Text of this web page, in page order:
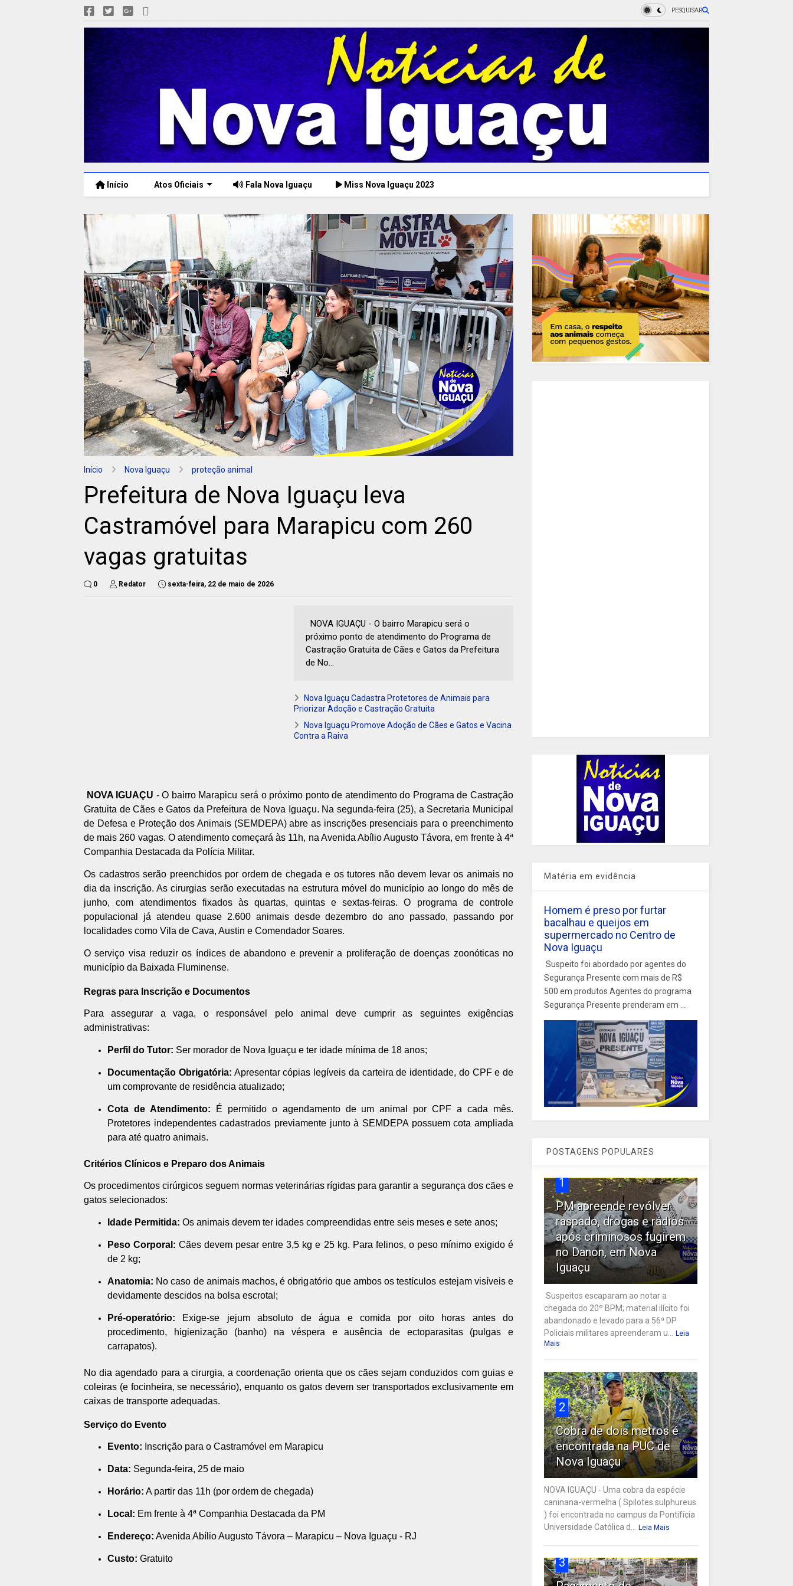
PESQUISAR
Início Atos Oficiais Fala Nova Iguaçu Miss Nova Iguaçu 2023
Início Nova Iguaçu proteção animal
Prefeitura de Nova Iguaçu leva
Castramóvel para Marapicu com 260
vagas gratuitas
0 Redator sexta-feira, 22 de maio de 2026
NOVA IGUAÇU - O bairro Marapicu será o
próximo ponto de atendimento do Programa de
Castração Gratuita de Cães e Gatos da Prefeitura
de No...
Nova Iguaçu Cadastra Protetores de Animais para
Priorizar Adoção e Castração Gratuita
Nova Iguaçu Promove Adoção de Cães e Gatos e Vacina
Contra a Raiva
NOVA IGUAÇU - O bairro Marapicu será o próximo ponto de atendimento do Programa de Castração
Gratuita de Cães e Gatos da Prefeitura de Nova Iguaçu. Na segunda-feira (25), a Secretaria Municipal
de Defesa e Proteção dos Animais (SEMDEPA) abre as inscrições presenciais para o preenchimento
de mais 260 vagas. O atendimento começará às 11h, na Avenida Abílio Augusto Távora, em frente à 4ª
Companhia Destacada da Polícia Militar.
Os cadastros serão preenchidos por ordem de chegada e os tutores não devem levar os animais no
dia da inscrição. As cirurgias serão executadas na estrutura móvel do município ao longo do mês de
junho, com atendimentos fixados às quartas, quintas e sextas-feiras. O programa de controle
populacional já atendeu quase 2.600 animais desde dezembro do ano passado, passando por
localidades como Vila de Cava, Austin e Comendador Soares.
O serviço visa reduzir os índices de abandono e prevenir a proliferação de doenças zoonóticas no
município da Baixada Fluminense.
Regras para Inscrição e Documentos
Para assegurar a vaga, o responsável pelo animal deve cumprir as seguintes exigências
administrativas:
Perfil do Tutor: Ser morador de Nova Iguaçu e ter idade mínima de 18 anos;
Documentação Obrigatória: Apresentar cópias legíveis da carteira de identidade, do CPF e de
um comprovante de residência atualizado;
Cota de Atendimento: É permitido o agendamento de um animal por CPF a cada mês.
Protetores independentes cadastrados previamente junto à SEMDEPA possuem cota ampliada
para até quatro animais.
Critérios Clínicos e Preparo dos Animais
Os procedimentos cirúrgicos seguem normas veterinárias rígidas para garantir a segurança dos cães e
gatos selecionados:
Idade Permitida: Os animais devem ter idades compreendidas entre seis meses e sete anos;
Peso Corporal: Cães devem pesar entre 3,5 kg e 25 kg. Para felinos, o peso mínimo exigido é
de 2 kg;
Anatomia: No caso de animais machos, é obrigatório que ambos os testículos estejam visíveis e
devidamente descidos na bolsa escrotal;
Pré-operatório: Exige-se jejum absoluto de água e comida por oito horas antes do
procedimento, higienização (banho) na véspera e ausência de ectoparasitas (pulgas e
carrapatos).
No dia agendado para a cirurgia, a coordenação orienta que os cães sejam conduzidos com guias e
coleiras (e focinheira, se necessário), enquanto os gatos devem ser transportados exclusivamente em
caixas de transporte adequadas.
Serviço do Evento
Evento: Inscrição para o Castramóvel em Marapicu
Data: Segunda-feira, 25 de maio
Horário: A partir das 11h (por ordem de chegada)
Local: Em frente à 4ª Companhia Destacada da PM
Endereço: Avenida Abílio Augusto Távora – Marapicu – Nova Iguaçu - RJ
Custo: Gratuito
Matéria em evidência
Homem é preso por furtar
bacalhau e queijos em
supermercado no Centro de
Nova Iguaçu
Suspeito foi abordado por agentes do
Segurança Presente com mais de R$
500 em produtos Agentes do programa
Segurança Presente prenderam em ...
POSTAGENS POPULARES
1
PM apreende revólver
raspado, drogas e rádios
após criminosos fugirem
no Danon, em Nova
Iguaçu
Suspeitos escaparam ao notar a
chegada do 20º BPM; material ilícito foi
abandonado e levado para a 56ª DP
Policiais militares apreenderam u...
Leia
Mais
2
Cobra de dois metros é
encontrada na PUC de
Nova Iguaçu
NOVA IGUAÇU - Uma cobra da espécie
caninana-vermelha ( Spilotes sulphureus
) foi encontrada no campus da Pontifícia
Universidade Católica d...
Leia Mais
3